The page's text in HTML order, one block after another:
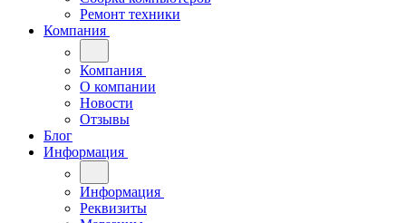
Ремонт техники
Компания
Компания
О компании
Новости
Отзывы
Блог
Информация
Информация
Реквизиты